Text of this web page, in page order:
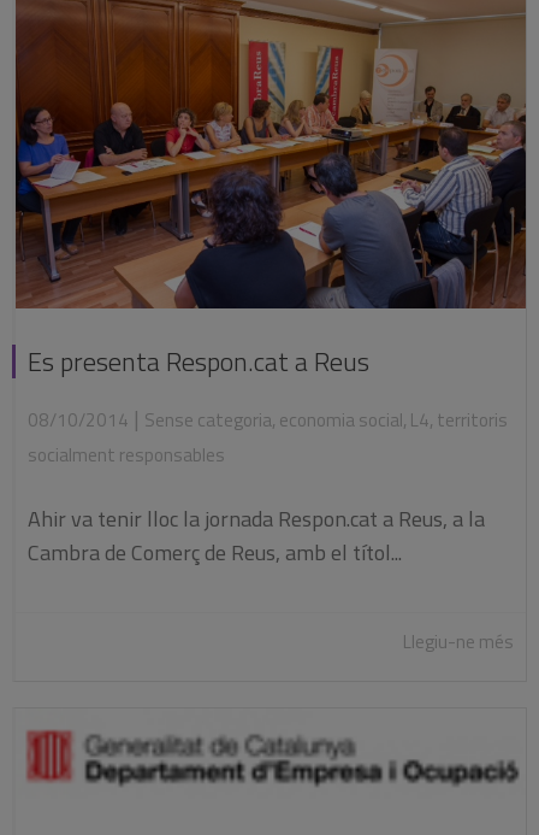
Es presenta Respon.cat a Reus
08/10/2014 | Sense categoria, economia social, L4, territoris
socialment responsables
Ahir va tenir lloc la jornada Respon.cat a Reus, a la
Cambra de Comerç de Reus, amb el títol...
Llegiu-ne més